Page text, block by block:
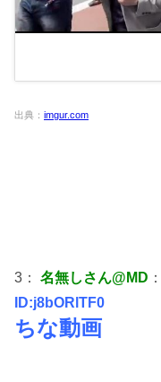
出典： imgur.com
3： 名無しさん@MD
ID:j8bORlTF0
ちな動画